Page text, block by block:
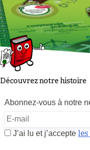
Skip
to
content
Découvrez notre histoire
Abonnez-vous à notre
J’ai lu et j’accepte